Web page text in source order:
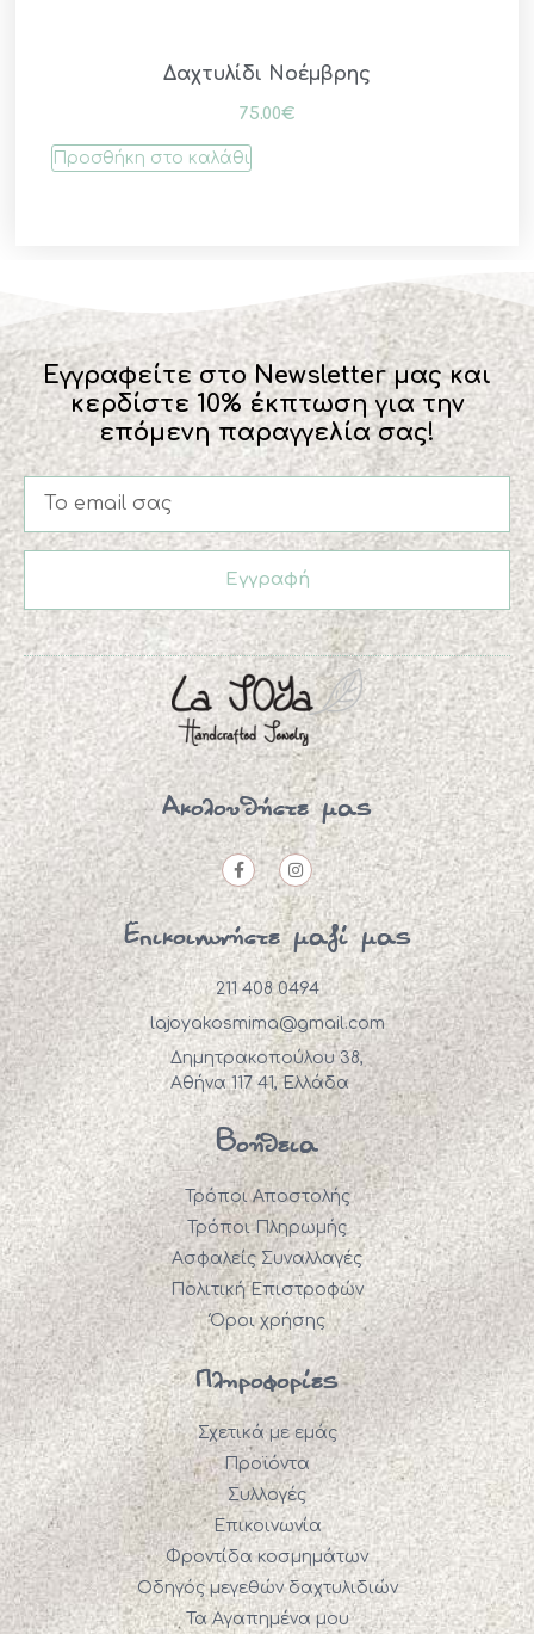
Δαχτυλίδι Νοέμβρης
75.00€
Προσθήκη στο καλάθι
Εγγραφείτε στο Newsletter μας και
κερδίστε 10% έκπτωση για την
επόμενη παραγγελία σας!
Εγγραφή
Ακολουθήστε μας
Επικοινωνήστε μαζί μας
211 408 0494
lajoyakosmima@gmail.com
Δημητρακοπούλου 38,
Αθήνα 117 41, Ελλάδα
Βοήθεια
Τρόποι Αποστολής
Τρόποι Πληρωμής
Ασφαλείς Συναλλαγές
Πολιτική Επιστροφών
Όροι χρήσης
Πληροφορίες
Σχετικά με εμάς
Προϊόντα
Συλλογές
Επικοινωνία
Φροντίδα κοσμημάτων
Οδηγός μεγεθών δαχτυλιδιών
Τα Αγαπημένα μου